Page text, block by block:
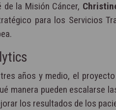
la Misión Cáncer,
para los Servicios
años y medio, el
manera pueden escalarse
los resultados de los